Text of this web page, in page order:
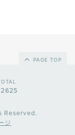
PAGE TOP
Reserved.
ジ